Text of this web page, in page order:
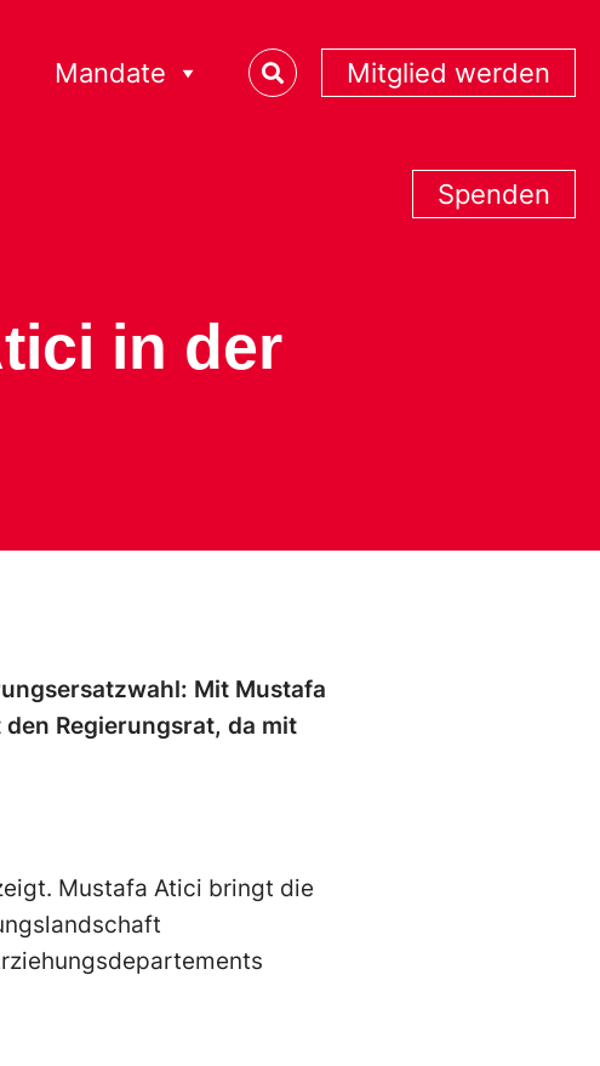
Mandate Mitglied werden
Spenden
in der
Mit Mustafa
Regierungsrat, da mit
Mustafa Atici bringt die